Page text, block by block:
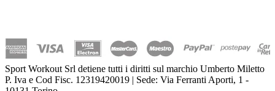
Sport Workout Srl detiene tutti i diritti sul marchio Umberto Miletto
P. Iva e Cod Fisc. 12319420019 | Sede: Via Ferranti Aporti, 1 -